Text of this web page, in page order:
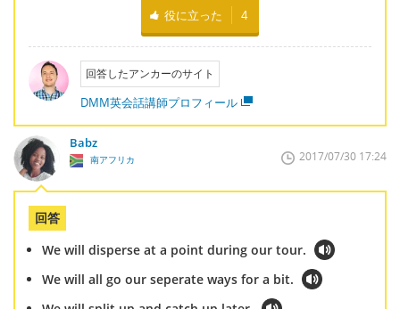
役に立った 4
回答したアンカーのサイト
DMM英会話講師プロフィール
Babz
南アフリカ 2017/07/30 17:24
回答
We will disperse at a point during our tour.
We will all go our seperate ways for a bit.